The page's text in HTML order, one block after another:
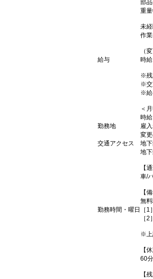
部
重
未
作
（
給与
時
※残
※交
※給
＜
時
勤務地
雇
変
交通アクセス
地
地
【
車/
【
無
勤務時間・曜日
［
［
※上
【
60分
【